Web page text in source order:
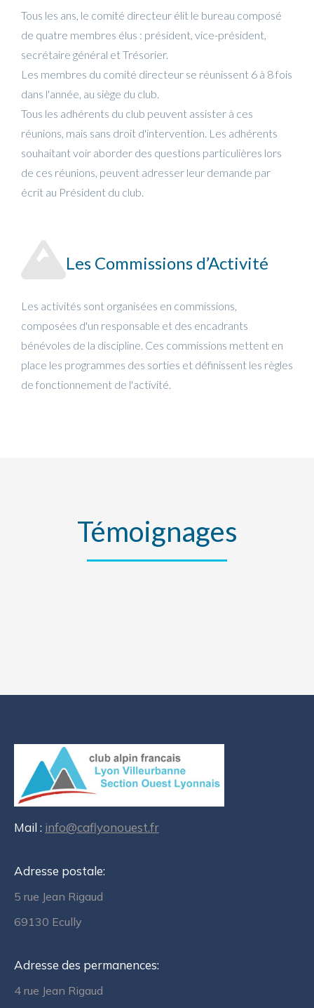
Tous les ans, le comité directeur élit le bureau composé
de quatre membres élus : président, vice-président,
secrétaire général et Trésorier.
Les membres du comité directeur se réunissent 6 à 8 fois
dans l'année, au siège du club.
Tous les adhérents du club peuvent assister à ces
réunions, mais sans droit d'intervention. Les adhérents
souhaitant voir aborder des questions particulières lors
de ces réunions, peuvent adresser leur demande par
écrit au Président du club.
Les Commissions d’Activité
Les activités sont organisées en commissions,
composées d'un responsable et des encadrants
bénévoles de la discipline. Ces commissions mettent en
place les programmes des sorties et définissent les règles
de fonctionnement de l'activité.
Témoignages
Mail : info@caflyonouest.fr
Adresse postale:
5 rue Jean Rigaud
69130 Ecully
Adresse des permanences:
4 rue Jean Rigaud